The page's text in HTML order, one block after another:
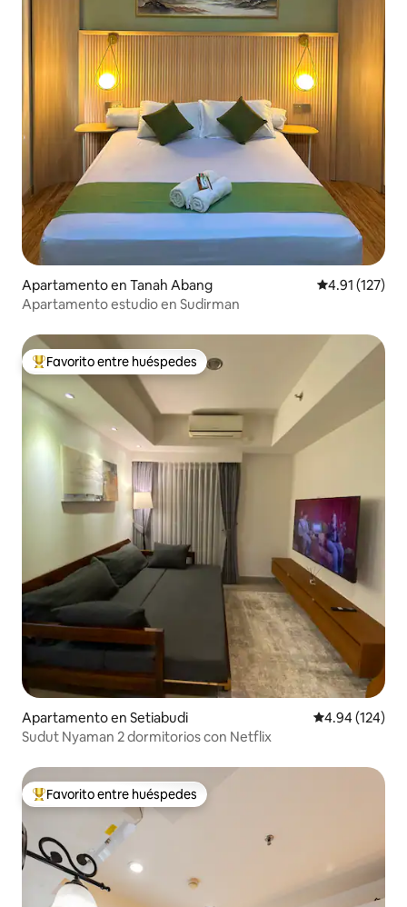
Apartamento en Tanah Abang Calificación
4.91 (127)
Apartamento estudio en Sudirman
Favorito entre huéspedes preferido
Favorito entre huéspedes
Apartamento en Setiabudi Calificación
4.94 (124)
Sudut Nyaman 2 dormitorios con Netflix
Favorito entre huéspedes preferido
Favorito entre huéspedes